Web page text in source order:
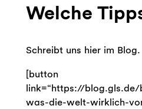
Welche
Schreibt uns hier im Blog.
[button
link=“https://
was-die-welt-wirklich-